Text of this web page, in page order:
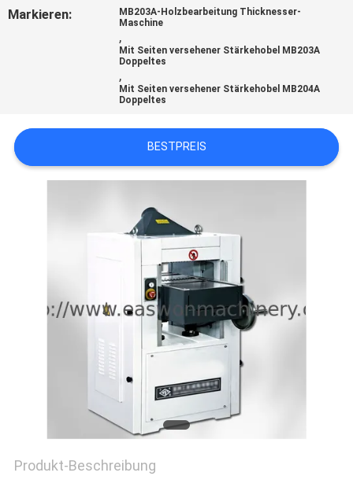
NACHRICHTEN
SITEMAP
Markieren:
MB203A-Holzbearbeitung Thicknesser-
Maschine
,
Mit Seiten versehener Stärkehobel MB203A
Doppeltes
,
Mit Seiten versehener Stärkehobel MB204A
Doppeltes
BESTPREIS
Produkt-Beschreibung